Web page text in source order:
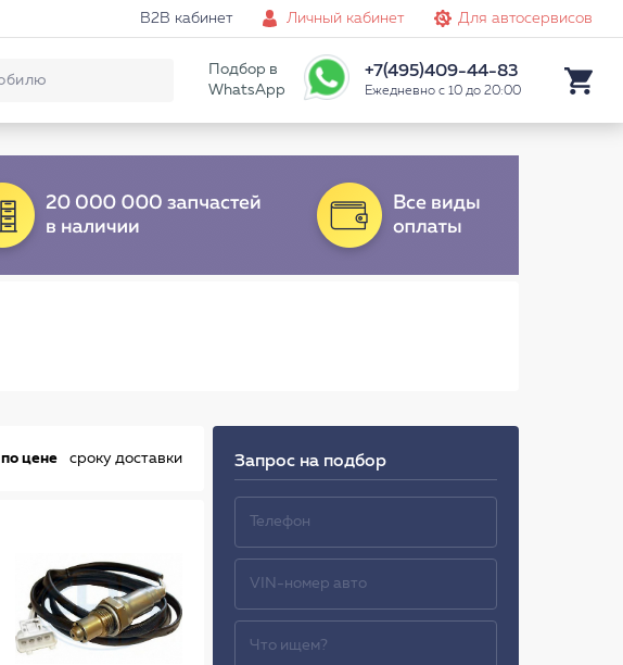
B2B кабинет Личный кабинет Для автосервисов
Подбор в
WhatsApp
+7(495)409-44-83
Ежедневно с 10 до 20:00
по цене сроку доставки Запрос на подбор